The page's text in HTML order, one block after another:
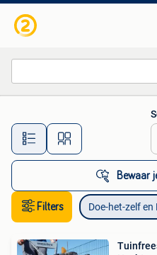
Alle
Bewaar
Filters Doe-het-zelf en